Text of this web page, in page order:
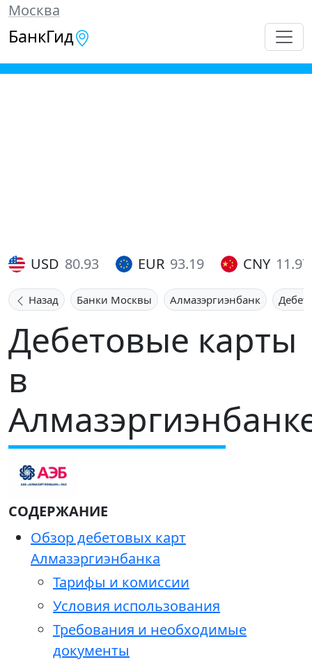
Москва
БанкГид
USD 80.93 EUR 93.19 CNY 11.97
Назад Банки Москвы Алмазэргиэнбанк
Дебетовые карты
в
СОДЕРЖАНИЕ
Обзор дебетовых карт
Алмазэргиэнбанка
Тарифы и комиссии
Условия использования
Требования и необходимые
документы